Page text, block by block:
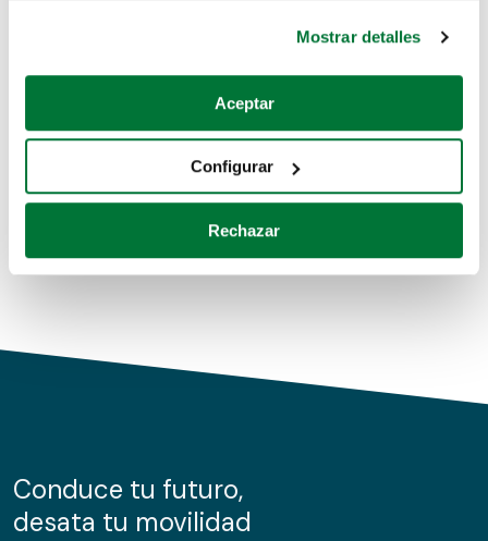
Si lo permite, también quisiéramos:
Recopilar información sobre su ubicación geográfica
Identificar su dispositivo analizándolo activamente
para buscar características específicas (huellas
Obtenga más información sobre cómo se procesan sus
de cookies.
información sobre el uso que haga del sitio web con
nuestros partners de redes sociales, publicidad y análisis
Mostrar detalles
Aceptar
Configurar
Rechazar
Coches de segunda mano
Coches de km0
Conduce tu futuro,
desata tu movilidad